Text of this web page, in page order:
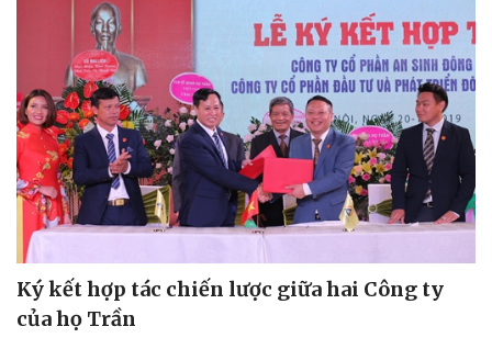
Ký kết hợp tác chiến lược giữa hai Công ty
của họ Trần